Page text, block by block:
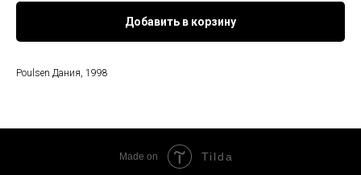
Добавить в корзину
Poulsen Дания, 1998
Made on Tilda